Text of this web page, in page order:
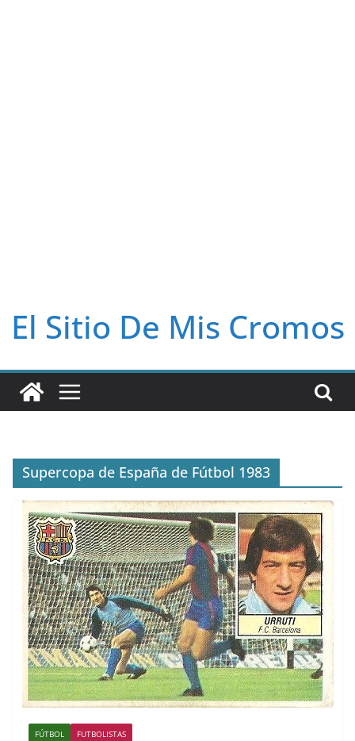
El Sitio De Mis Cromos
Supercopa de España de Fútbol 1983
FÚTBOL FUTBOLISTAS